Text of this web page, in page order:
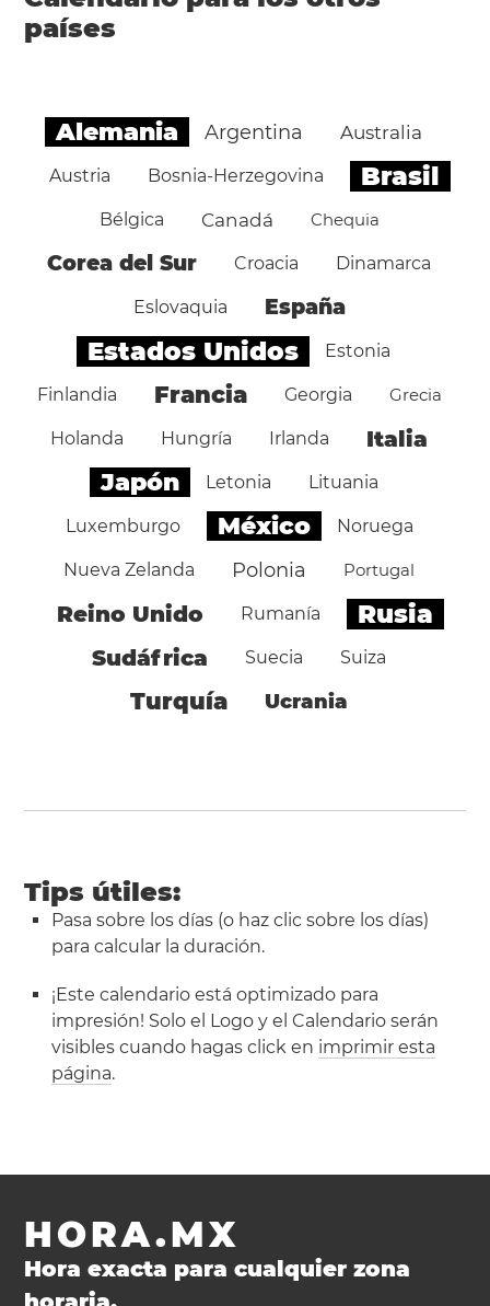
países
Alemania Argentina Australia
Austria Bosnia-Herzegovina Brasil
Bélgica Canadá Chequia
Corea del Sur Croacia Dinamarca
Eslovaquia España
Estados Unidos Estonia
Finlandia Francia Georgia Grecia
Holanda Hungría Irlanda Italia
Japón Letonia Lituania
Luxemburgo México Noruega
Nueva Zelanda Polonia Portugal
Reino Unido Rumanía Rusia
Sudáfrica Suecia Suiza
Turquía Ucrania
Tips útiles:
Pasa sobre los días (o haz clic sobre los días)
para calcular la duración.
¡Este calendario está optimizado para
impresión! Solo el Logo y el Calendario serán
visibles cuando hagas click en imprimir esta
página.
HORA.MX
Hora exacta para cualquier zona